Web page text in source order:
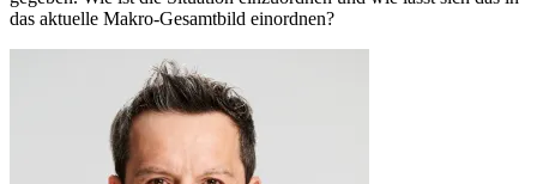
das aktuelle Makro-Gesamtbild einordnen?